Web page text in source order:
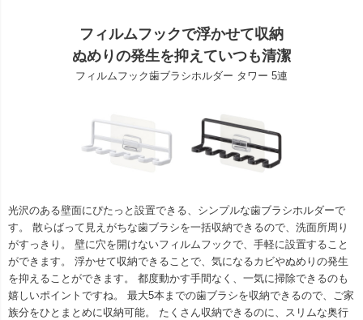
フィルムフックで浮かせて収納
ぬめりの発生を抑えていつも清潔
フィルムフック歯ブラシホルダー タワー 5連
光沢のある壁面にぴたっと設置できる、シンプルな歯ブラシホルダーで
す。 散らばって見えがちな歯ブラシを一括収納できるので、洗面所周り
がすっきり。 壁に穴を開けないフィルムフックで、手軽に設置すること
ができます。 浮かせて収納できることで、気になるカビやぬめりの発生
を抑えることができます。 都度動かす手間なく、一気に掃除できるのも
嬉しいポイントですね。 最大5本までの歯ブラシを収納できるので、ご家
族分をひとまとめに収納可能。 たくさん収納できるのに、スリムな奥行